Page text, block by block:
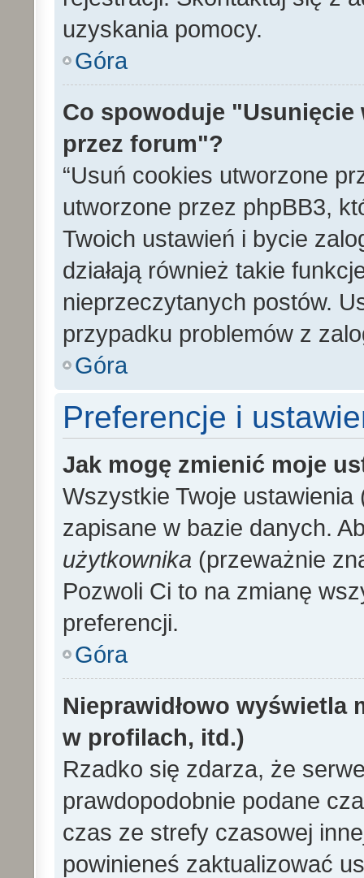
uzyskania pomocy.
Góra
Co spowoduje
przez forum"?
“Usuń cookies utworzone
utworzone przez phpBB3,
Twoich ustawień i bycie
działają również takie
nieprzeczytanych postów.
przypadku problemów z
Góra
Preferencje i
Jak mogę zmienić moje
Wszystkie Twoje
zapisane w bazie danych.
użytkownika (przeważnie
Pozwoli Ci to na zmianę
preferencji.
Góra
Nieprawidłowo wyświetla
w profilach, itd.)
Rzadko się zdarza, że
prawdopodobnie podane
czas ze strefy czasowej
powinieneś zaktualizować